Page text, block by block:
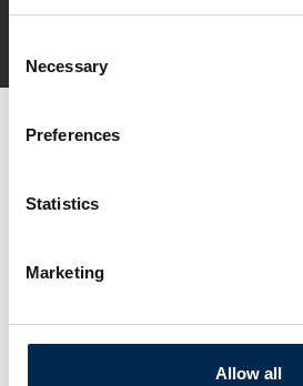
Selection
Necessary
Preferences
Statistics
Marketing
Allow all
Gå til hjemmeside